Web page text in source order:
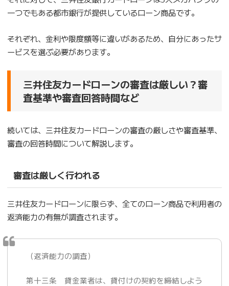
一つでもある都市銀行が提供しているローン商品です。
それぞれ、金利や限度額等に違いがあるため、自分にあったサ
ービスを選ぶ必要があります。
三井住友カードローンの審査は厳しい？審
査基準や審査回答時間など
続いては、三井住友カードローンの審査の厳しさや審査基準、
審査の回答時間について解説します。
審査は厳しく行われる
三井住友カードローンに限らず、全てのローン商品で利用者の
返済能力の有無が調査されます。
（返済能力の調査）
第十三条 貸金業者は、貸付けの契約を締結しよう